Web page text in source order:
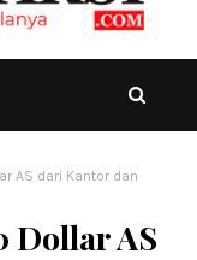
AS dari Kantor dan
Dollar AS